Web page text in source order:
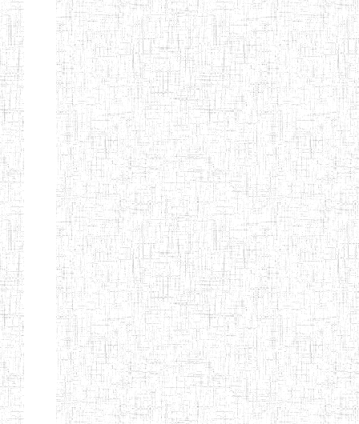
MAROUA
ENBIEG DE
MAROUA
01/01/1965 ENIEG
ENIEG DE
KOUSSERI
01/09/1997 ENIEG
ENIEG DE
YAGOUA
31/08/2005 ENIEG
ENIEG DE
KAELE
01/09/1984 ENIEG
ENIEG DE
MORA
01/07/2000 ENIEG
ENIEG DE
MOKOLO
24/09/1997 ENIEG